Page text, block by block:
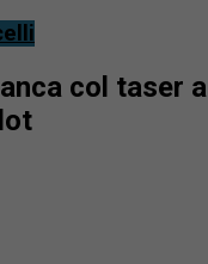
col taser a